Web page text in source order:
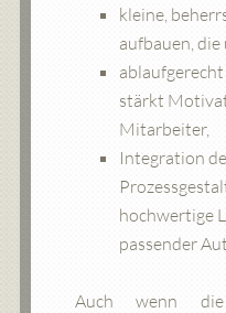
kleine,
aufbauen,
stärkt
Mitarbeiter,
Integration
hochwertige
passender
Auch wenn die